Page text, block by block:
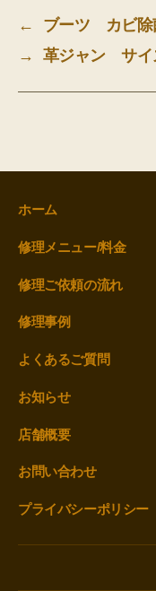
←
ブーツ カビ除
→
革ジャン サイ
ホーム
修理メニュー/料金
修理ご依頼の流れ
修理事例
よくあるご質問
お知らせ
店舗概要
お問い合わせ
プライバシーポリシー